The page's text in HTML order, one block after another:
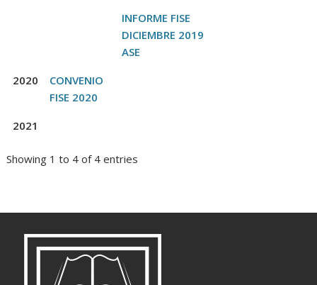
INFORME FISE
DICIEMBRE 2019
ASE
2020
CONVENIO
FISE 2020
2021
Showing 1 to 4 of 4 entries